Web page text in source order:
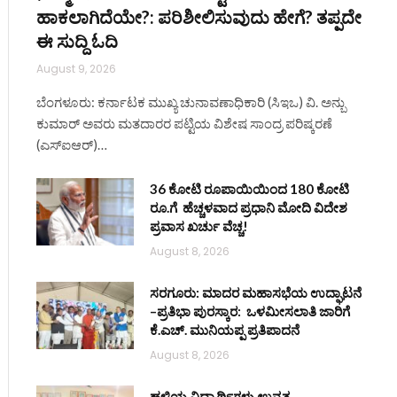
ಹಾಕಲಾಗಿದೆಯೇ?: ಪರಿಶೀಲಿಸುವುದು ಹೇಗೆ? ತಪ್ಪದೇ
ಈ ಸುದ್ದಿ ಓದಿ
August 9, 2026
ಬೆಂಗಳೂರು: ಕರ್ನಾಟಕ ಮುಖ್ಯ ಚುನಾವಣಾಧಿಕಾರಿ (ಸಿಇಒ) ವಿ. ಅನ್ಬು
ಕುಮಾರ್ ಅವರು ಮತದಾರರ ಪಟ್ಟಿಯ ವಿಶೇಷ ಸಾಂದ್ರ ಪರಿಷ್ಕರಣೆ
(ಎಸ್‌ಐಆರ್)…
36 ಕೋಟಿ ರೂಪಾಯಿಯಿಂದ 180 ಕೋಟಿ
ರೂ.ಗೆ ಹೆಚ್ಚಳವಾದ ಪ್ರಧಾನಿ ಮೋದಿ ವಿದೇಶ
ಪ್ರವಾಸ ಖರ್ಚು ವೆಚ್ಚ!
August 8, 2026
ಸರಗೂರು: ಮಾದರ ಮಹಾಸಭೆಯ ಉದ್ಘಾಟನೆ
–ಪ್ರತಿಭಾ ಪುರಸ್ಕಾರ: ಒಳಮೀಸಲಾತಿ ಜಾರಿಗೆ
ಕೆ.ಎಚ್. ಮುನಿಯಪ್ಪ ಪ್ರತಿಪಾದನೆ
August 8, 2026